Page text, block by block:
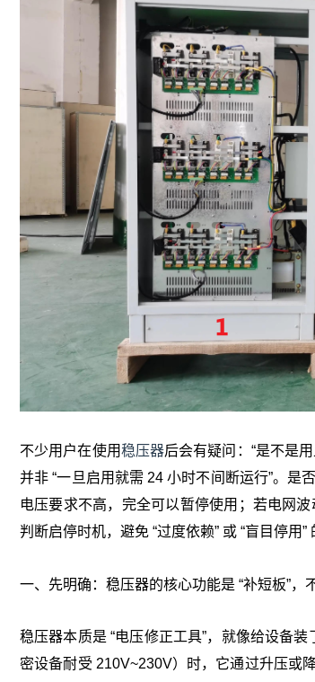
不少用户在使用稳压器后会有疑问：“是不是
并非 “一旦启用就需 24 小时不间断运行”。
电压要求不高，完全可以暂停使用；若电网
判断启停时机，避免 “过度依赖” 或 “盲目停用”
一、先明确：稳压器的核心功能是 “补短板”，
稳压器本质是 “电压修正工具”，就像给设备
密设备耐受 210V~230V）时，它通过升压或